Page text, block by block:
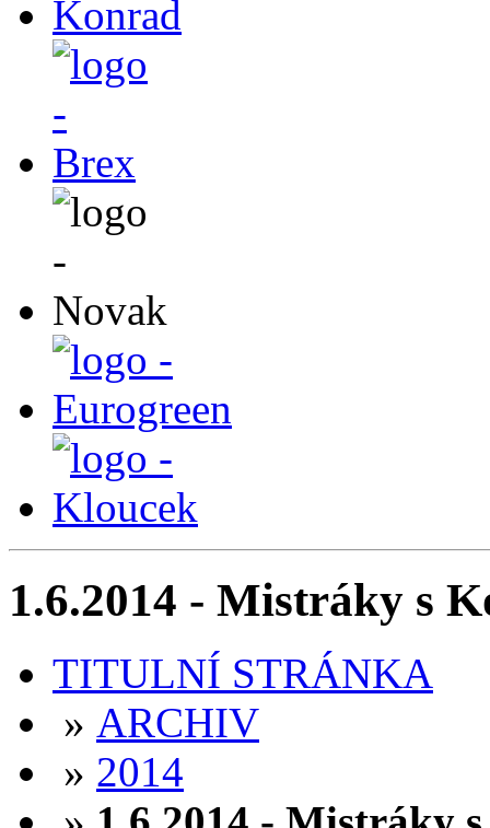
1.6.2014 - Mistráky s
TITULNÍ STRÁNKA
» ARCHIV
» 2014